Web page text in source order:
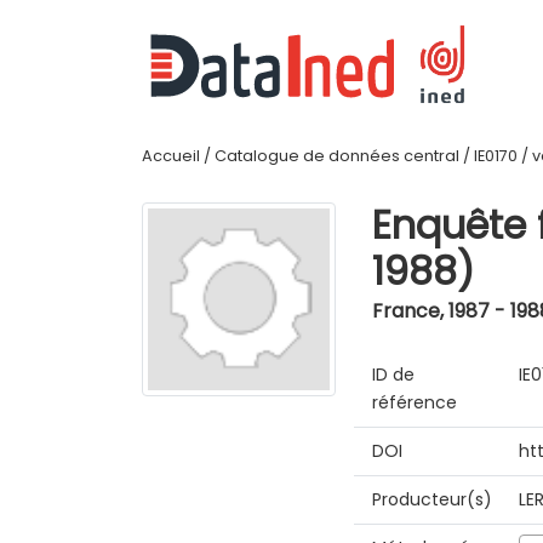
Accueil / Catalogue de données central / IE0170 /
Enquête
1988)
France,1987 -
ID de
référence
DOI
Producteur(s)